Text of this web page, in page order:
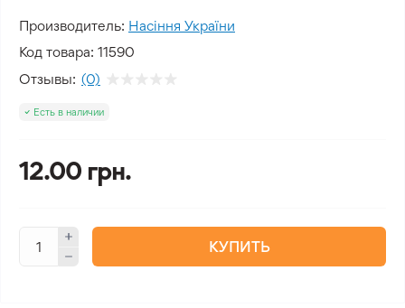
Производитель: Насіння України
Код товара: 11590
Отзывы: (0)
Есть в наличии
12.00 грн.
КУПИТЬ